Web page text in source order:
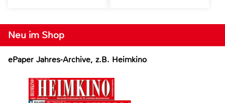
Neu im Shop
ePaper Jahres-Archive, z.B. Heimkino